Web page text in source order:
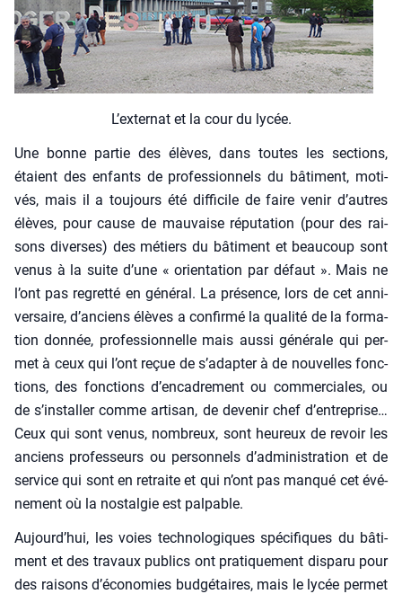
L’ex­ter­nat et la cour du lycée.
Une bonne par­tie des élèves, dans toutes les sec­tions,
étaient des enfants de pro­fes­sion­nels du bâti­ment, moti­
vés, mais il a tou­jours été dif­fi­cile de faire venir d’autres
élèves, pour cause de mau­vaise répu­ta­tion (pour des rai­
sons diverses) des métiers du bâti­ment et beau­coup sont
venus à la suite d’une « orien­ta­tion par défaut ». Mais ne
l’ont pas regret­té en géné­ral. La pré­sence, lors de cet anni­
ver­saire, d’anciens élèves a confir­mé la qua­li­té de la for­ma­
tion don­née, pro­fes­sion­nelle mais aus­si géné­rale qui per­
met à ceux qui l’ont reçue de s’adapter à de nou­velles fonc­
tions, des fonc­tions d’encadrement ou com­mer­ciales, ou
de s’installer comme arti­san, de deve­nir chef d’entreprise…
Ceux qui sont venus, nom­breux, sont heu­reux de revoir les
anciens pro­fes­seurs ou per­son­nels d’administration et de
ser­vice qui sont en retraite et qui n’ont pas man­qué cet évé­
ne­ment où la nos­tal­gie est pal­pable.
Aujourd’hui, les voies tech­no­lo­giques spé­ci­fiques du bâti­
ment et des tra­vaux publics ont pra­ti­que­ment dis­pa­ru pour
des rai­sons d’économies bud­gé­taires, mais le lycée per­met